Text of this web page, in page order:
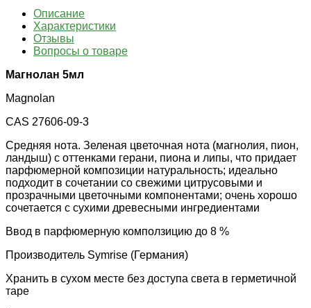
Описание
Характеристики
Отзывы
Вопросы о товаре
Магнолан 5мл
Magnolan
CAS 27606-09-3
Средняя нота. Зеленая цветочная нота (магнолия, пион,
ландыш) с оттенками герани, пиона и липы, что придает
парфюмерной композиции натуральность; идеально
подходит в сочетании со свежими цитрусовыми и
прозрачными цветочными компонентами; очень хорошо
сочетается с сухими древесными ингредиентами
Ввод в парфюмерную комползицию до 8 %
Производитель Symrise (Германия)
Хранить в сухом месте без доступа света в герметичной
таре